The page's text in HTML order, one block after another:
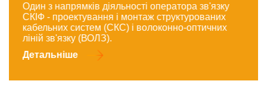
Один з напрямків діяльності оператора зв'язку
СКІФ - проектування і монтаж структурованих
кабельних систем (СКС) і волоконно-оптичних
ліній зв'язку (ВОЛЗ).
Детальніше